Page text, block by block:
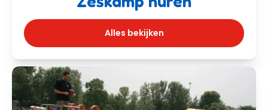
Alles bekijken